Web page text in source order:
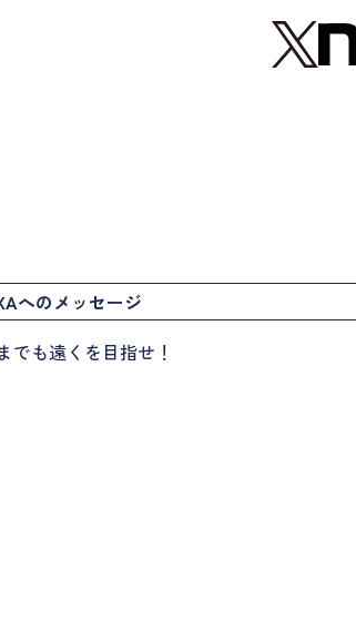
へのメッセージ
でも遠くを目指せ！